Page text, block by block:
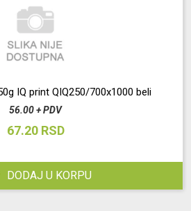
IQ print QIQ250/700x1000 beli
56.00 + PDV
67.20 RSD
DODAJ U KORPU